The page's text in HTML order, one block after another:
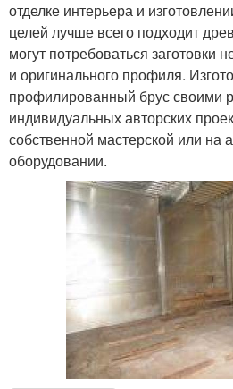
отделке интерьера и
целей лучше всего подходит
могут потребоваться заготовки
и оригинального профиля.
профилированный брус своими
индивидуальных авторских
собственной мастерской или на
оборудовании.